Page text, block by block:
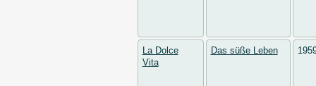
La Dolce
Vita
Das süße Leben